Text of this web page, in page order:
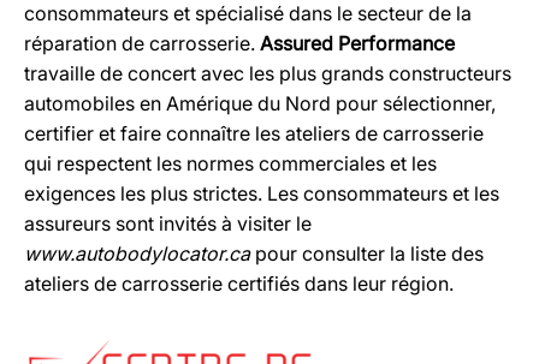
consommateurs et spécialisé dans le secteur de la
réparation de carrosserie. Assured Performance
travaille de concert avec les plus grands constructeurs
automobiles en Amérique du Nord pour sélectionner,
certifier et faire connaître les ateliers de carrosserie
qui respectent les normes commerciales et les
exigences les plus strictes. Les consommateurs et les
assureurs sont invités à visiter le
www.autobodylocator.capour consulter la liste des
ateliers de carrosserie certifiés dans leur région.